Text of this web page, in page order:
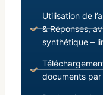
Utilisation de
& Réponses,
synthétique –
documents par